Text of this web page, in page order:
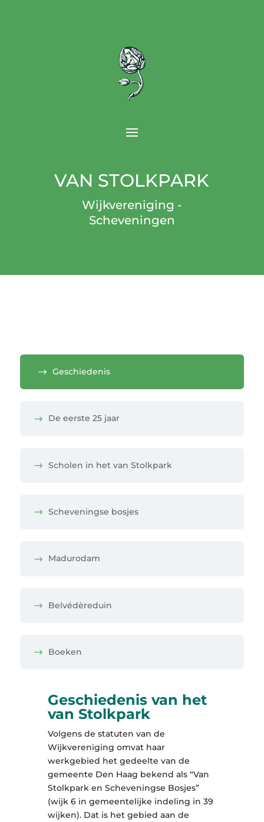
VAN STOLKPARK
Wijkvereniging -
Scheveningen
Geschiedenis
De eerste 25 jaar
Scholen in het van Stolkpark
Scheveningse bosjes
Madurodam
Belvédèreduin
Boeken
Geschiedenis van het
van Stolkpark
Volgens de statuten van de
Wijkvereniging omvat haar
werkgebied het gedeelte van de
gemeente Den Haag bekend als “Van
Stolkpark en Scheveningse Bosjes”
(wijk 6 in gemeentelijke indeling in 39
wijken). Dat is het gebied aan de